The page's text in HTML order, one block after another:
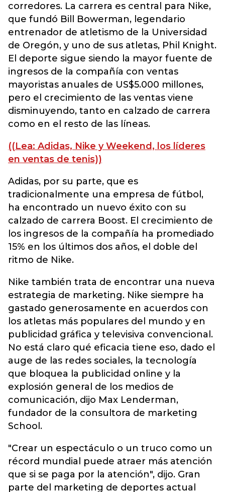
corredores. La carrera es central para Nike,
que fundó Bill Bowerman, legendario
entrenador de atletismo de la Universidad
de Oregón, y uno de sus atletas, Phil Knight.
El deporte sigue siendo la mayor fuente de
ingresos de la compañía con ventas
mayoristas anuales de US$5.000 millones,
pero el crecimiento de las ventas viene
disminuyendo, tanto en calzado de carrera
como en el resto de las líneas.
((Lea: Adidas, Nike y Weekend, los líderes
en ventas de tenis))
Adidas, por su parte, que es
tradicionalmente una empresa de fútbol,
ha encontrado un nuevo éxito con su
calzado de carrera Boost. El crecimiento de
los ingresos de la compañía ha promediado
15% en los últimos dos años, el doble del
ritmo de Nike.
Nike también trata de encontrar una nueva
estrategia de marketing. Nike siempre ha
gastado generosamente en acuerdos con
los atletas más populares del mundo y en
publicidad gráfica y televisiva convencional.
No está claro qué eficacia tiene eso, dado el
auge de las redes sociales, la tecnología
que bloquea la publicidad online y la
explosión general de los medios de
comunicación, dijo Max Lenderman,
fundador de la consultora de marketing
School.
"Crear un espectáculo o un truco como un
récord mundial puede atraer más atención
que si se paga por la atención", dijo. Gran
parte del marketing de deportes actual